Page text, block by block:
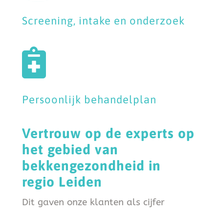
Screening, intake en onderzoek

Persoonlijk behandelplan
Vertrouw op de experts op
het gebied van
bekkengezondheid in
regio Leiden
Dit gaven onze klanten als cijfer